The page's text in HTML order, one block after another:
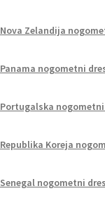
Nova Zelandija
Panama nogometni
Portugalska nogometni
Republika Koreja
Senegal nogometni